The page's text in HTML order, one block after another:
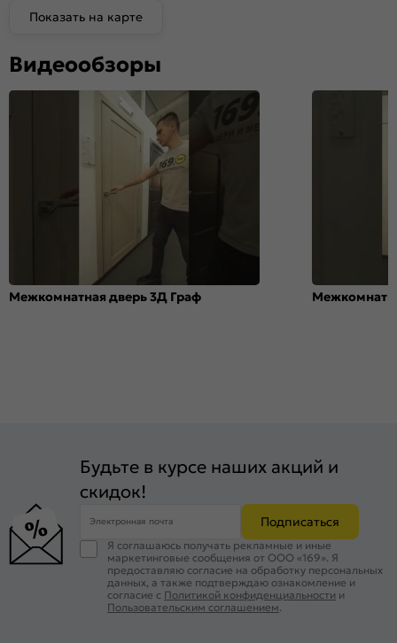
Показать на карте
Видеообзоры
Межкомнатная дверь 3Д Граф
Будьте в курсе наших акций и
скидок!
Электронная почта Подписаться
Я соглашаюсь получать рекламные и иные
маркетинговые сообщения от ООО «169». Я
предоставляю согласие на обработку персональных
данных, а также подтверждаю ознакомление и
согласие с Политикой конфиденциальности и
Пользовательским соглашением